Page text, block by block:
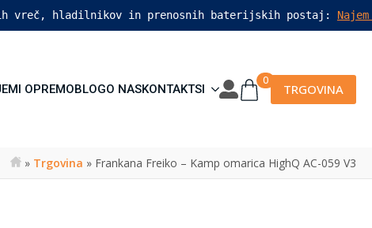
vreč, hladilnikov in prenosnih baterijskih postaj:
OPREMOBLOGO NASKONTAKTSI
0
TRGOVINA
» Trgovina » Frankana Freiko – Kamp omarica HighQ AC-059 V3